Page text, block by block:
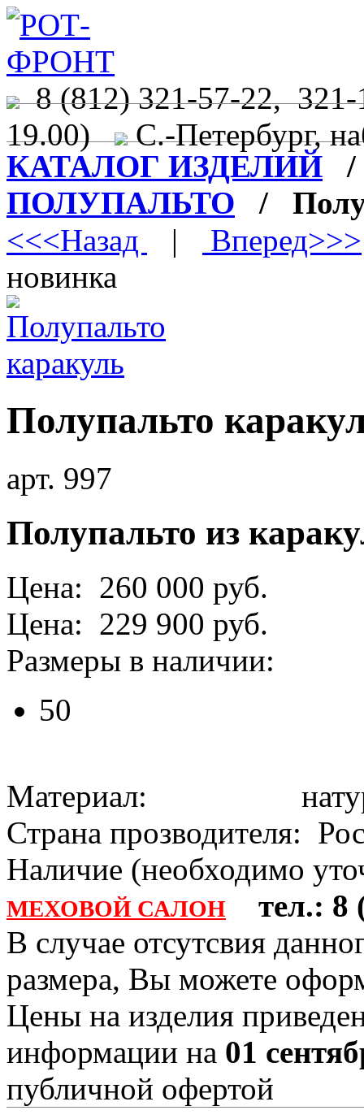
8 (812) 321-57-22,
19.00) С.-Петербург,
КАТАЛОГ ИЗДЕЛИЙ
ПОЛУПАЛЬТО /
<<<Назад
|
Вперед>>>
новинка
Полупальто
арт. 997
Полупальто из
Цена: 260 000 руб.
Цена: 229 900 руб.
Размеры в наличии:
50
Материал:
Страна прозводителя:
Наличие (необходимо
МЕХОВОЙ САЛОН
тел.: 8
В случае отсутсвия
размера, Вы можете
Цены на изделия
информации на 01
публичной офертой